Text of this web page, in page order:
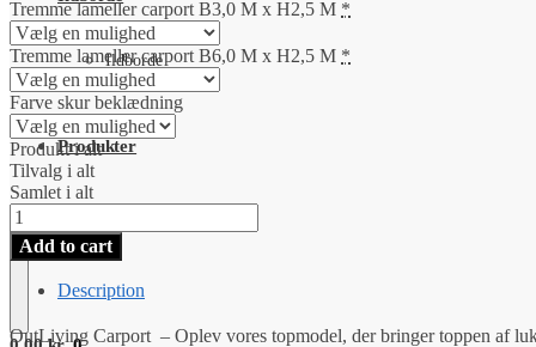
Ildborde
Ildbord tilbehør
Produkter
Tremme lameller carport B3,0 M x H2,5 M *
Tremme lameller carport B6,0 M x H2,5 M *
Farve skur beklædning
Produkt i alt
Tilvalg i alt
Samlet i alt
Carport
dobbelt
quantity
Add to cart
Description
OutLiving Carport – Oplev vores topmodel, der bringer toppen af